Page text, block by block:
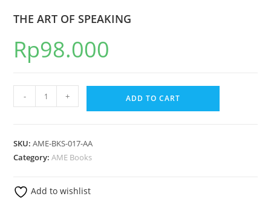
THE ART OF SPEAKING
Rp98.000
- + ADD TO CART
SKU:AME-BKS-017-AA
Category:AME Books
Add to wishlist